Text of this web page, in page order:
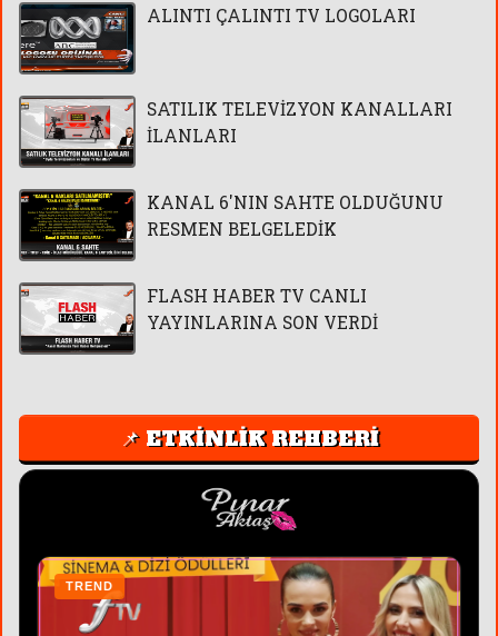
ALINTI ÇALINTI TV LOGOLARI
SATILIK TELEVİZYON KANALLARI
İLANLARI
KANAL 6'NIN SAHTE OLDUĞUNU
RESMEN BELGELEDİK
FLASH HABER TV CANLI
YAYINLARINA SON VERDİ
📌 ETKİNLİK REHBERİ
TREND